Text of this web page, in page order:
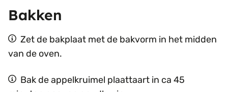
Bakken
Zet de bakplaat met de bakvorm in het midden
van de oven.
Bak de appelkruimel plaattaart in ca 45